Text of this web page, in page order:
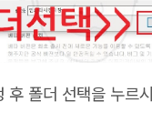
후 폴더 선택을 누르